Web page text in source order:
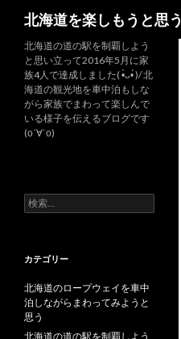
北海道を楽しもうと思う
北海道の道の駅を制覇しよう
と思い立って2016年5月に家
族4人で達成しました( •̀ᴗ•́ )/ 北
海道の観光地を車中泊もしな
がら家族でまわって楽しんで
いる様子を伝えるブログです
(о´∀`о)
検
索
カテゴリー
北海道のロープウェイを車中
泊しながらまわってみようと
思う
北海道の道の駅を制覇しよう